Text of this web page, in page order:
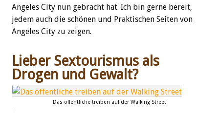
Angeles City nun gebracht hat. Ich bin gerne bereit,
jedem auch die schönen und Praktischen Seiten von
Angeles City zu zeigen.
Lieber Sextourismus als
Drogen und Gewalt?
Das öffentliche treiben auf der Walking Street